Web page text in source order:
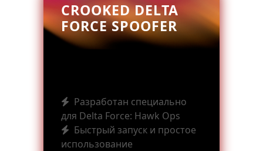
CROOKED DELTA
FORCE SPOOFER
Разработан специально
для Delta Force: Hawk Ops
Быстрый запуск и простое
использование